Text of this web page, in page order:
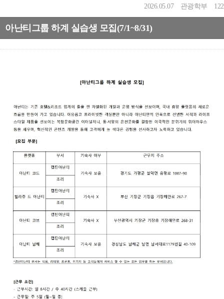
2026.05.07 관광학부 122
아난티그룹 하계 실습생 모집(7/1~8/31)